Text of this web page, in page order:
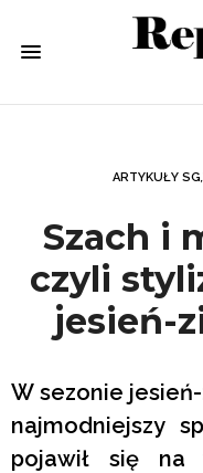
ARTYKUŁY SG,
Szach i
czyli
jesień-
W sezonie
najmodniejszy
pojawił się na